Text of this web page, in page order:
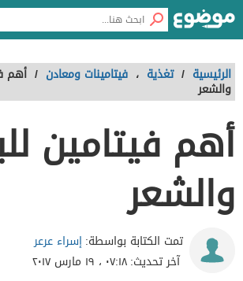
الرئيسية / تغذية ، فيتامينات ومعادن / أهم
والشعر
أهم فيتامين
والشعر
تمت الكتابة بواسطة:إسراء عرعر
آخر تحديث:٠٧:١٨ ، ١٩ مارس ٢٠١٧